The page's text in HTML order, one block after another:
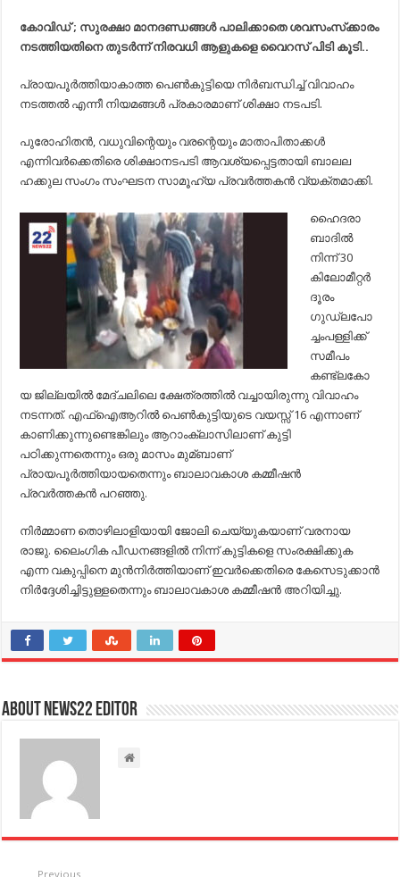
കോവിഡ് ; സുരക്ഷാ മാനദണ്ഡങ്ങൾ പാലിക്കാതെ ശവസംസ്‌ക്കാരം
നടത്തിയതിനെ തുടർന്ന് നിരവധി ആളുകളെ വൈറസ് പിടി കൂടി..
പ്രായപൂര്‍ത്തിയാകാത്ത പെണ്‍കുട്ടിയെ നിര്‍ബന്ധിച്ച്‌ വിവാഹം
നടത്തല്‍ എന്നീ നിയമങ്ങള്‍ പ്രകാരമാണ് ശിക്ഷാ നടപടി.
പുരോഹിതന്‍, വധുവിന്റെയും വരന്റെയും മാതാപിതാക്കള്‍
എന്നിവര്‍ക്കെതിരെ ശിക്ഷാനടപടി ആവശ്യപ്പെട്ടതായി ബാലല
ഹക്കുല സംഗം സംഘടന സാമൂഹ്യ പ്രവര്‍ത്തകന്‍ വ്യക്തമാക്കി.
ഹൈദരാ
ബാദില്‍
നിന്ന് 30
കിലോമീറ്റര്‍
ദൂരം
ഗുഡ്ലപോ
ച്ചംപള്ളിക്ക്
സമീപം
കണ്ട്ലകോ
യ ജില്ലയില്‍ മേദ്ചലിലെ ക്ഷേത്രത്തില്‍ വച്ചായിരുന്നു വിവാഹം
നടന്നത്. എഫ്‌ഐആറില്‍ പെണ്‍കുട്ടിയുടെ വയസ്സ് 16 എന്നാണ്
കാണിക്കുന്നുണ്ടെങ്കിലും ആറാംക്ലാസിലാണ് കുട്ടി
പഠിക്കുന്നതെന്നും ഒരു മാസം മുമ്ബാണ്
പ്രായപൂര്‍ത്തിയായതെന്നും ബാലാവകാശ കമ്മീഷന്‍
പ്രവര്‍ത്തകന്‍ പറഞ്ഞു.
നിര്‍മ്മാണ തൊഴിലാളിയായി ജോലി ചെയ്യുകയാണ് വരനായ
രാജു. ലൈംഗിക പീഡനങ്ങളില്‍ നിന്ന് കുട്ടികളെ സംരക്ഷിക്കുക
എന്ന വകുപ്പിനെ മുന്‍നിര്‍ത്തിയാണ് ഇവര്‍ക്കെതിരെ കേസെടുക്കാന്‍
നിര്‍ദ്ദേശിച്ചിട്ടുള്ളതെന്നും ബാലാവകാശ കമ്മീഷന്‍ അറിയിച്ചു.
About NEWS22 EDITOR
Previous